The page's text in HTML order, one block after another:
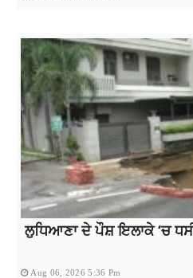
ਲੁਧਿਆਣਾ ਦੇ ਪੌਸ਼ ਇਲਾਕੇ ‘ਚ
Aug 06, 2026 5:36 Pm